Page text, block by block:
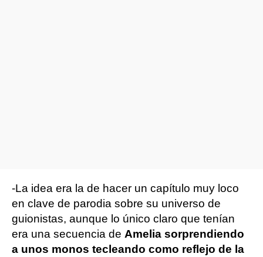
-La idea era la de hacer un capítulo muy loco
en clave de parodia sobre su universo de
guionistas, aunque lo único claro que tenían
era una secuencia de Amelia sorprendiendo
a unos monos tecleando como reflejo de la